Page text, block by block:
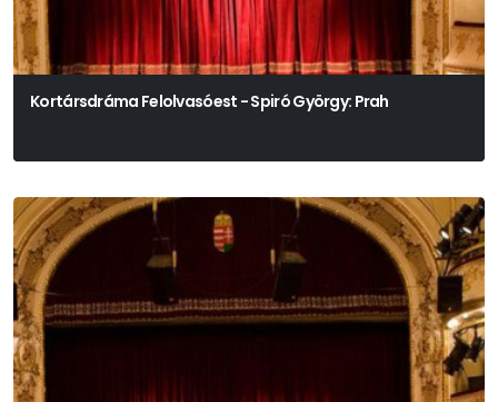
Kortársdráma Felolvasóest - Spiró György: Prah